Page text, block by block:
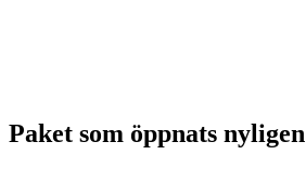
Paket som öppnats nyligen